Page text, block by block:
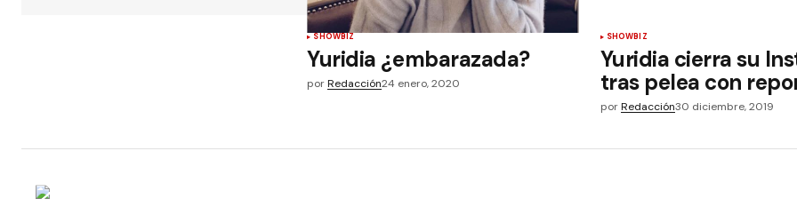
SHOWBIZ
Yuridia ¿embarazada?
por Redacción24 enero, 2020
SHOWBIZ
Yuridia cierra su
tras pelea con
por Redacción30 diciembre, 2019